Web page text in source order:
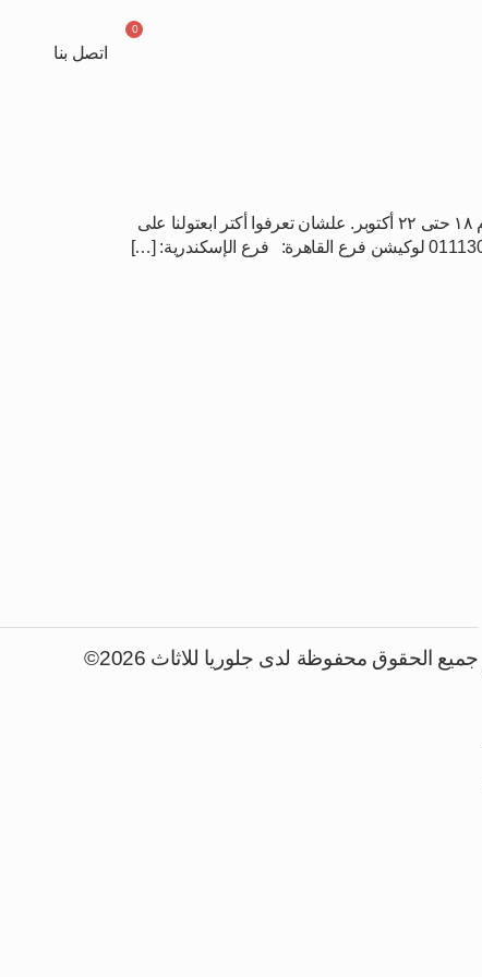
اتصل بنا
0
انتهزوا الفرصة واستمتعوا بخصومات إضافية على جميع الغرف في جلوريا للأثاث بمناسبة معرض Le Marché. العرض ساري من يوم ١٨ حتى ٢٢ أكتوبر. علشان تعرفوا أكتر ابعتولنا على
جميع الحقوق محفوظة لدى جلوريا للاثاث 2026©